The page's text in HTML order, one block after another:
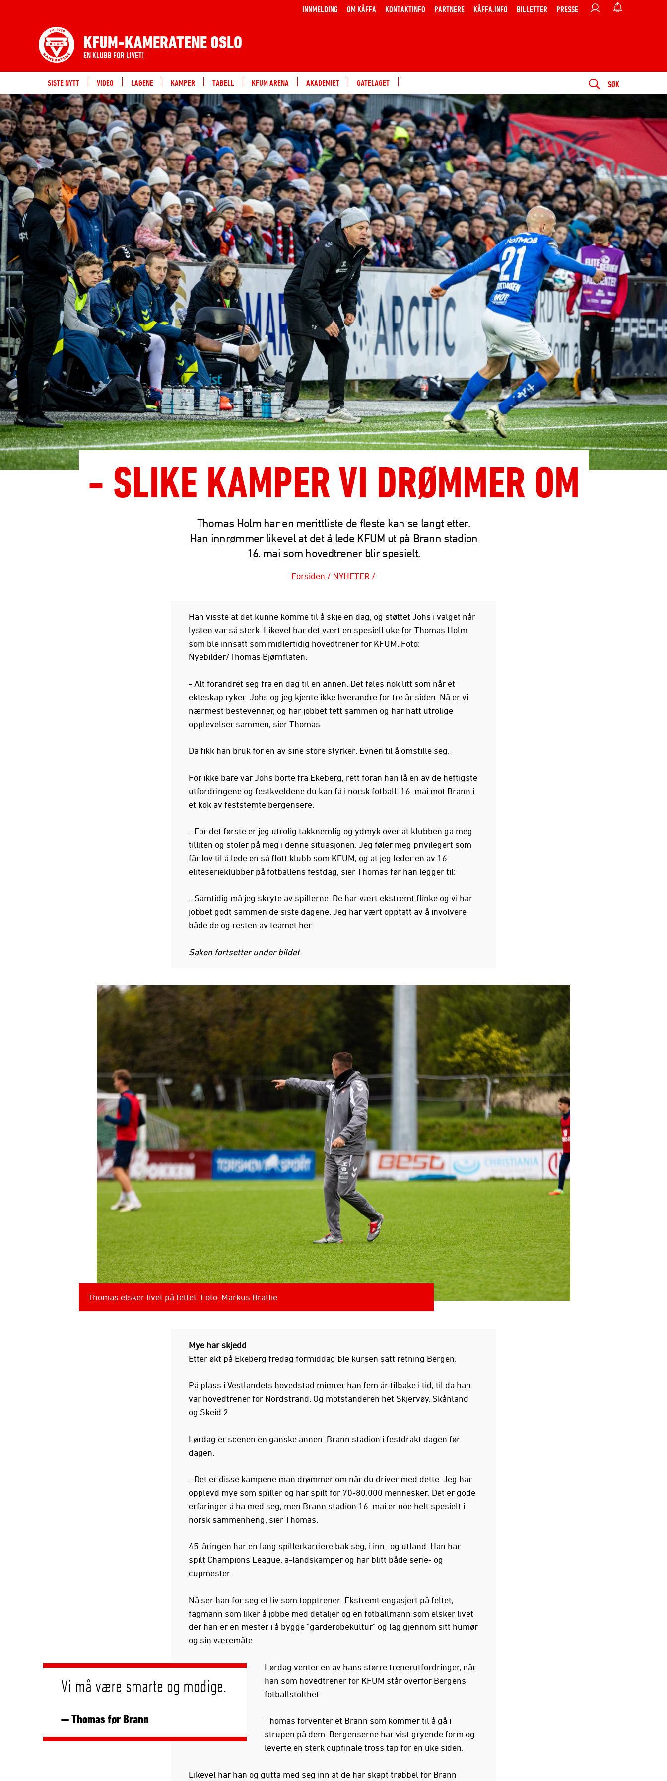
INNMELDING OM KÅFFA KONTAKTINFO PARTNERE KÅFFA.INFO BILLETTER PRESSE
KFUM-KAMERATENE OSLO
EN KLUBB FOR LIVET!
SISTE NYTT VIDEO LAGENE KAMPER TABELL KFUM ARENA AKADEMIET GATELAGET SØK
- SLIKE KAMPER VI DRØMMER OM
Thomas Holm har en merittliste de fleste kan se langt etter.
Han innrømmer likevel at det å lede KFUM ut på Brann stadion
16. mai som hovedtrener blir spesielt.
Forsiden / NYHETER /
Han visste at det kunne komme til å skje en dag, og støttet Johs i valget når
lysten var så sterk. Likevel har det vært en spesiell uke for Thomas Holm
som ble innsatt som midlertidig hovedtrener for KFUM. Foto:
Nyebilder/Thomas Bjørnflaten.
- Alt forandret seg fra en dag til en annen. Det føles nok litt som når et
ekteskap ryker. Johs og jeg kjente ikke hverandre for tre år siden. Nå er vi
nærmest bestevenner, og har jobbet tett sammen og har hatt utrolige
opplevelser sammen, sier Thomas.
Da fikk han bruk for en av sine store styrker. Evnen til å omstille seg.
For ikke bare var Johs borte fra Ekeberg, rett foran han lå en av de heftigste
utfordringene og festkveldene du kan få i norsk fotball: 16. mai mot Brann i
et kok av feststemte bergensere.
- For det første er jeg utrolig takknemlig og ydmyk over at klubben ga meg
tilliten og stoler på meg i denne situasjonen. Jeg føler meg privilegert som
får lov til å lede en så flott klubb som KFUM, og at jeg leder en av 16
eliteserieklubber på fotballens festdag, sier Thomas før han legger til:
- Samtidig må jeg skryte av spillerne. De har vært ekstremt flinke og vi har
jobbet godt sammen de siste dagene. Jeg har vært opptatt av å involvere
både de og resten av teamet her.
Saken fortsetter under bildet
Thomas elsker livet på feltet. Foto: Markus Bratlie
Mye har skjedd
Etter økt på Ekeberg fredag formiddag ble kursen satt retning Bergen.
På plass i Vestlandets hovedstad mimrer han fem år tilbake i tid, til da han
var hovedtrener for Nordstrand. Og motstanderen het Skjervøy, Skånland
og Skeid 2.
Lørdag er scenen en ganske annen: Brann stadion i festdrakt dagen før
dagen.
- Det er disse kampene man drømmer om når du driver med dette. Jeg har
opplevd mye som spiller og har spilt for 70-80.000 mennesker. Det er gode
erfaringer å ha med seg, men Brann stadion 16. mai er noe helt spesielt i
norsk sammenheng, sier Thomas.
45-åringen har en lang spillerkarriere bak seg, i inn- og utland. Han har
spilt Champions League, a-landskamper og har blitt både serie- og
cupmester.
Nå ser han for seg et liv som topptrener. Ekstremt engasjert på feltet,
fagmann som liker å jobbe med detaljer og en fotballmann som elsker livet
der han er en mester i å bygge "garderobekultur" og lag gjennom sitt humør
og sin væremåte.
Vi må være smarte og modige.
— Thomas før Brann
Lørdag venter en av hans større trenerutfordringer, når
han som hovedtrener for KFUM står overfor Bergens
fotballstolthet.
Thomas forventer et Brann som kommer til å gå i
strupen på dem. Bergenserne har vist gryende form og
leverte en sterk cupfinale tross tap for en uke siden.
Likevel har han og gutta med seg inn at de har skapt trøbbel for Brann